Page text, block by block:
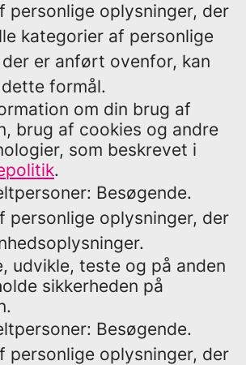
personlige oplysninger, der
kategorier af personlige
er anført ovenfor, kan
formål.
om din brug af
brug af cookies og andre
som beskrevet i
.
Besøgende.
personlige oplysninger, der
udvikle, teste og på anden
sikkerheden på
Besøgende.
personlige oplysninger, der